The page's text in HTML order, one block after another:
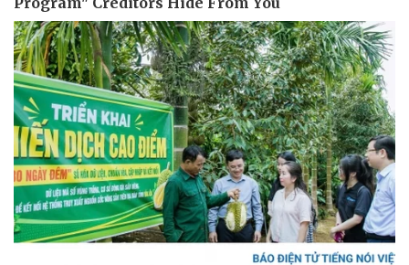
Pháp luật
Vụ án
Quân sự - Quốc phòng
Vũ khí
Việt Nam